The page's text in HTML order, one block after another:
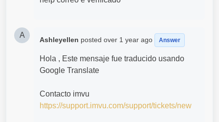
A
Ashleyellen posted over 1 year ago Answer
Hola , Este mensaje fue traducido usando
Google Translate
Contacto imvu
https://support.imvu.com/support/tickets/new